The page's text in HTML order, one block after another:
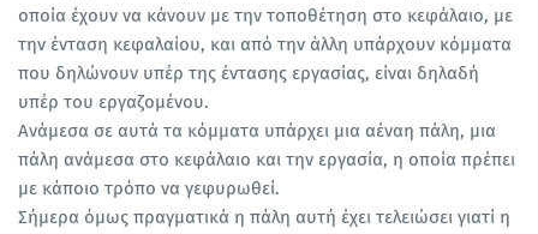
οποία έχουν να κάνουν με την τοποθέτηση στο κεφάλαιο, με
την ένταση κεφαλαίου, και από την άλλη υπάρχουν κόμματα
που δηλώνουν υπέρ της έντασης εργασίας, είναι δηλαδή
υπέρ του εργαζομένου.
Ανάμεσα σε αυτά τα κόμματα υπάρχει μια αέναη πάλη, μια
πάλη ανάμεσα στο κεφάλαιο και την εργασία, η οποία πρέπει
με κάποιο τρόπο να γεφυρωθεί.
Σήμερα όμως πραγματικά η πάλη αυτή έχει τελειώσει γιατί η